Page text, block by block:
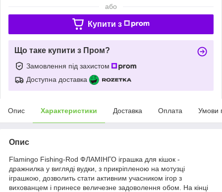
або
Купити з
Що таке купити з Пром?
Замовлення під захистом
Доступна доставка
Опис Характеристики Доставка Оплата Умови
Опис
Flamingo Fishing-Rod ФЛАМІНГО іграшка для кішок -
дражнилка у вигляді вудки, з прикріпленою на мотузці
іграшкою, дозволить стати активним учасником ігор з
вихованцем і принесе величезне задоволення обом. На кінці